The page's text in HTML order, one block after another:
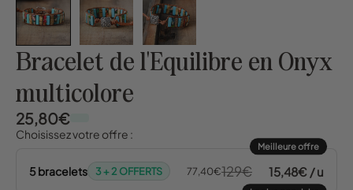
Bracelet de l'Equilibre en Onyx
multicolore
25,80€
Choisissez votre offre :
Meilleure offre
5 bracelets 3 + 2 OFFERTS 77,40€129€ 15,48€ / u